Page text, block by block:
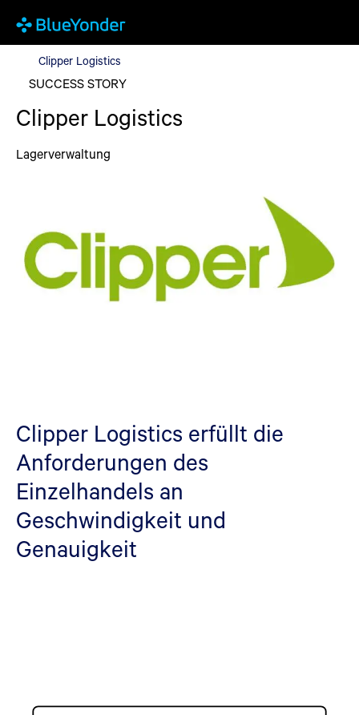
Clipper Logistics
Clipper Logistics
SUCCESS STORY
Clipper Logistics
Lagerverwaltung
Clipper Logistics erfüllt die
Anforderungen des
Einzelhandels an
Geschwindigkeit und
Genauigkeit